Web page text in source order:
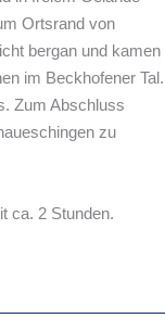
Ortsrand von
bergan und kamen
im Beckhofener Tal.
Zum Abschluss
zu
ca. 2 Stunden.